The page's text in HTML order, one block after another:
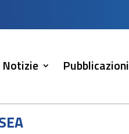
Notizie Pubblicazioni